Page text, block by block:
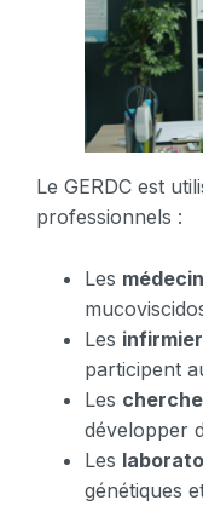
Le GERDC est
professionnels :
Les
Les
participent
Les
développer
Les
génétiques